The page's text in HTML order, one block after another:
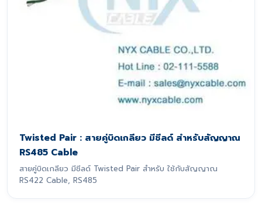
Twisted Pair : สายคู่บิดเกลียว มีชีลด์ สำหรับสัญญาณ
RS485 Cable
สายคู่บิดเกลียว มีชีลด์ Twisted Pair สำหรับ ใช้กับสัญญาณ
RS422 Cable, RS485